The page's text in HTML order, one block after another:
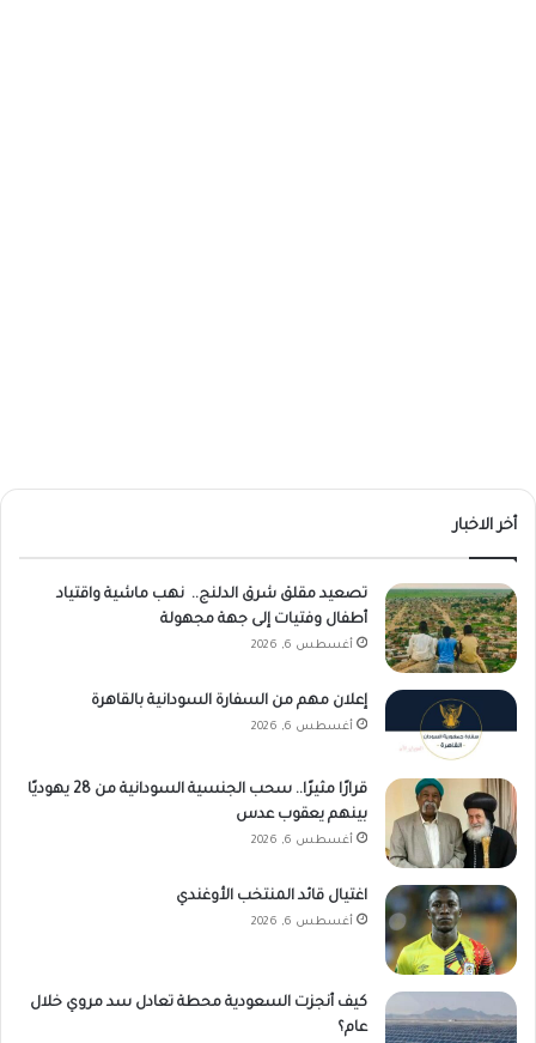
أخر الاخبار
تصعيد مقلق شرق الدلنج.. نهب ماشية واقتياد
أطفال وفتيات إلى جهة مجهولة
أغسطس 6, 2026
إعلان مهم من السفارة السودانية بالقاهرة
أغسطس 6, 2026
قرارًا مثيرًا.. سحب الجنسية السودانية من 28 يهوديًا
بينهم يعقوب عدس
أغسطس 6, 2026
اغتيال قائد المنتخب الأوغندي
أغسطس 6, 2026
كيف أنجزت السعودية محطة تعادل سد مروي خلال
عام؟